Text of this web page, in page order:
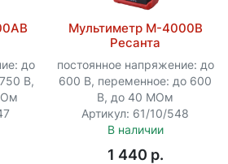
до
В,
Мультиметр М-4000В
Ресанта
постоянное напряжение: до
600 В, переменное: до 600
В, до 40 МОм
Артикул: 61/10/548
В наличии
1 440 p.